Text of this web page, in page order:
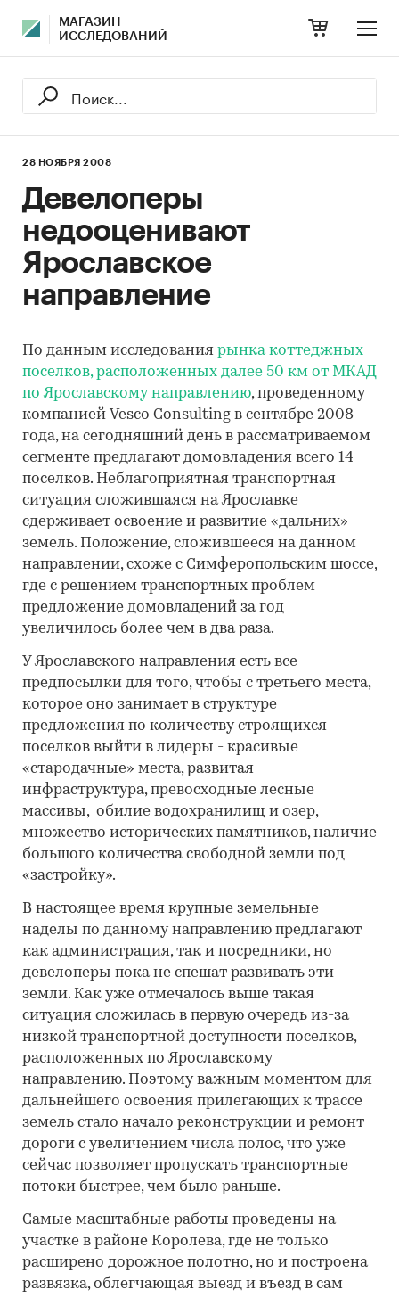
МАГАЗИН
ИССЛЕДОВАНИЙ
28 НОЯБРЯ 2008
Девелоперы
недооценивают
Ярославское
направление
По данным исследования рынка коттеджных
поселков, расположенных далее 50 км от МКАД
по Ярославскому направлению, проведенному
компанией Vesco Consulting в сентябре 2008
года, на сегодняшний день в рассматриваемом
сегменте предлагают домовладения всего 14
поселков. Неблагоприятная транспортная
ситуация сложившаяся на Ярославке
сдерживает освоение и развитие «дальних»
земель. Положение, сложившееся на данном
направлении, схоже с Симферопольским шоссе,
где с решением транспортных проблем
предложение домовладений за год
увеличилось более чем в два раза.
У Ярославского направления есть все
предпосылки для того, чтобы с третьего места,
которое оно занимает в структуре
предложения по количеству строящихся
поселков выйти в лидеры - красивые
«стародачные» места, развитая
инфраструктура, превосходные лесные
массивы, обилие водохранилищ и озер,
множество исторических памятников, наличие
большого количества свободной земли под
«застройку».
В настоящее время крупные земельные
наделы по данному направлению предлагают
как администрация, так и посредники, но
девелоперы пока не спешат развивать эти
земли. Как уже отмечалось выше такая
ситуация сложилась в первую очередь из-за
низкой транспортной доступности поселков,
расположенных по Ярославскому
направлению. Поэтому важным моментом для
дальнейшего освоения прилегающих к трассе
земель стало начало реконструкции и ремонт
дороги с увеличением числа полос, что уже
сейчас позволяет пропускать транспортные
потоки быстрее, чем было раньше.
Самые масштабные работы проведены на
участке в районе Королева, где не только
расширено дорожное полотно, но и построена
развязка, облегчающая выезд и въезд в сам